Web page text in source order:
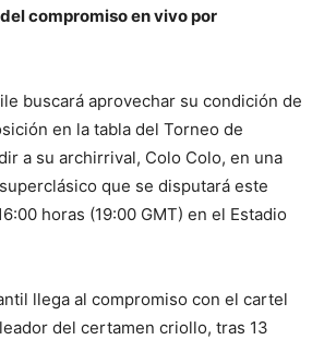
compromiso en vivo por
buscará aprovechar su condición de
en la tabla del Torneo de
a su archirrival, Colo Colo, en una
que se disputará este
horas (19:00 GMT) en el Estadio
llega al compromiso con el cartel
del certamen criollo, tras 13